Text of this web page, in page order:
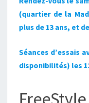
(quartier de la
plus de 13 ans, et
Séances d’essais
disponibilités) les